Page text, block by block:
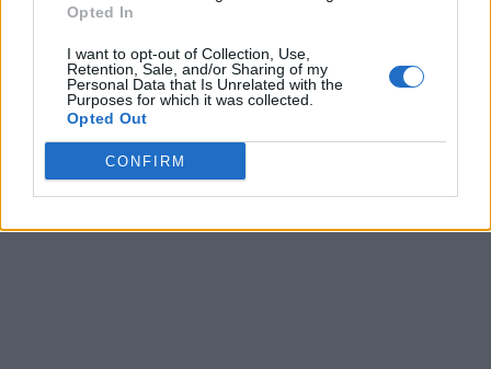
Opted In
I want to opt-out of Collection, Use,
Retention, Sale, and/or Sharing of my
Personal Data that Is Unrelated with the
Purposes for which it was collected.
Opted Out
CONFIRM